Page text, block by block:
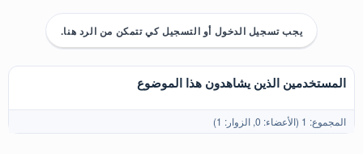
ت
:
يجب تسجيل الدخول أو التسجيل كي تتمكن من الرد هنا.
المستخدمين الذين يشاهدون هذا الموضوع
المجموع: 1 (الأعضاء: 0, الزوار: 1)